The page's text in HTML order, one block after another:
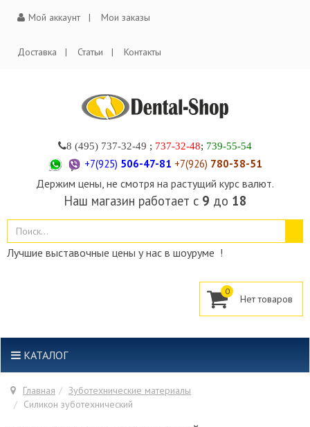
Мой аккаунт Мои заказы
Доставка Статьи Контакты
8 (495) 737-32-49 ; 737-32-48; 739-55-54
+7(925) 506-47-81 +7(926) 780-38-51
Держим цены, не смотря на растущий курс валют.
Наш магазин работает с 9 до 18
Лучшие выставочные цены у нас в шоуруме !
0
КАТАЛОГ
Главная
Зуботехнические материалы
Силикон зуботехнический